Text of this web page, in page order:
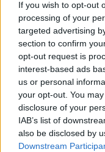
If you wish to opt-out
processing of your
targeted advertising
section to confirm
opt-out request is
interest-based ads
us or personal
your opt-out. You
disclosure of your
IAB’s list of
also be disclosed by
Downstream
δυστύχημα
Αναζητείται
Οι Αρχές
με φόντο το